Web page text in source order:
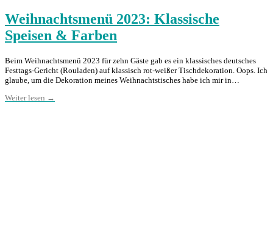
Weihnachtsmenü 2023: Klassische
Speisen & Farben
Beim Weihnachtsmenü 2023 für zehn Gäste gab es ein klassisches deutsches
Festtags-Gericht (Rouladen) auf klassisch rot-weißer Tischdekoration. Oops. Ich
glaube, um die Dekoration meines Weihnachtstisches habe ich mir in…
Weiter lesen →